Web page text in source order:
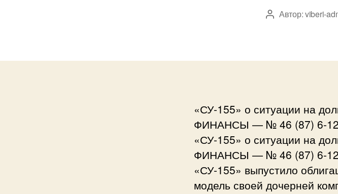
Автор
Автор:viberi-
«СУ-155» о ситуации на
ФИНАНСЫ — № 46 (87) 6-12
«СУ-155» о ситуации на
ФИНАНСЫ — № 46 (87) 6-12
«СУ-155» выпустило
модель своей дочерней